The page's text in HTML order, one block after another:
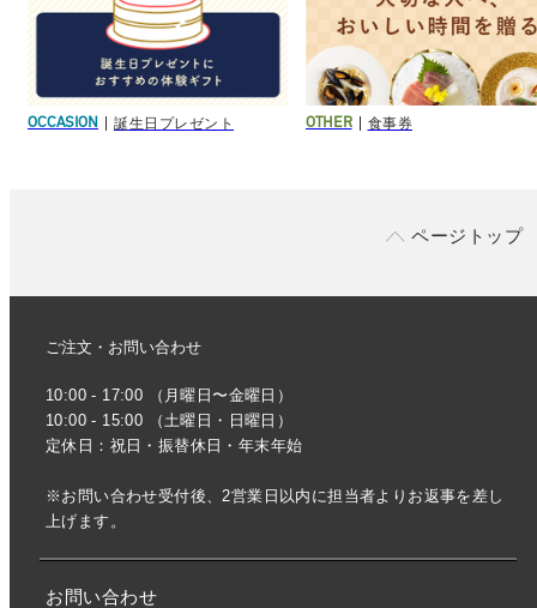
OCCASION 誕生日プレゼント OTHER 食事券
ページトップ
ご注文・お問い合わせ
10:00 - 17:00 （月曜日〜金曜日）
10:00 - 15:00 （土曜日・日曜日）
定休日：祝日・振替休日・年末年始
※お問い合わせ受付後、2営業日以内に担当者よりお返事を差し
上げます。
お問い合わせ